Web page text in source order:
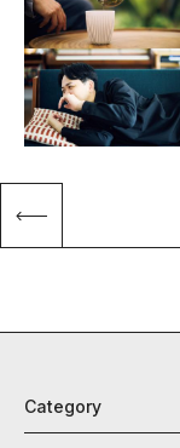
Category